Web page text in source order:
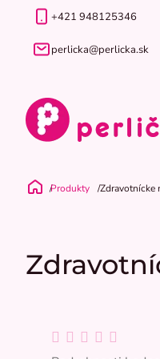
+421 948125346
perlicka@perlicka.sk
Domov
Produkty Zdravotnícke
Priemerné